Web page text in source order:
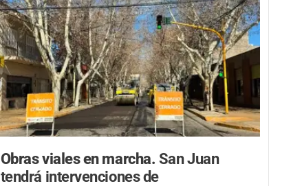
Obras viales en marcha. San Juan
tendrá intervenciones de